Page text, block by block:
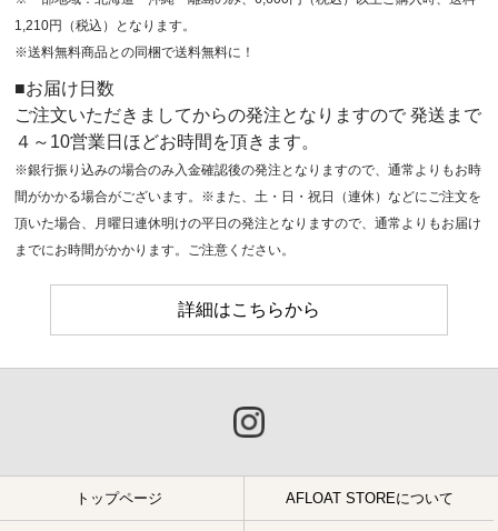
1,210円（税込）となります。
※送料無料商品との同梱で送料無料に！
■お届け日数
ご注文いただきましてからの発注となりますので 発送まで
４～10営業日ほどお時間を頂きます。
※銀行振り込みの場合のみ入金確認後の発注となりますので、通常よりもお時
間がかかる場合がございます。※また、土・日・祝日（連休）などにご注文を
頂いた場合、月曜日連休明けの平日の発注となりますので、通常よりもお届け
までにお時間がかかります。ご注意ください。
詳細はこちらから
トップページ AFLOAT STOREについて